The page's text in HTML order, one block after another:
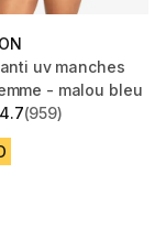
uv manches
- malou bleu
4.7
5 stars from 959
(959)